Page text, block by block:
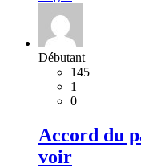
Débutant
145
1
0
Accord du
voir